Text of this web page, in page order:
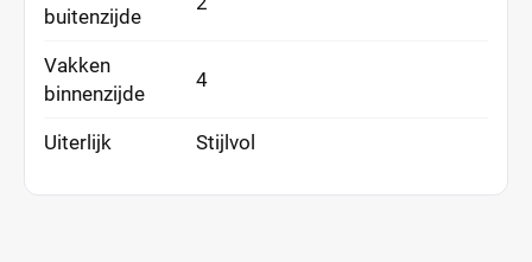
buitenzijde
Vakken
binnenzijde
4
Uiterlijk Stijlvol